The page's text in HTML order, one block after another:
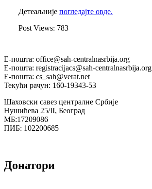
Детеаљније погледајте овде.
Post Views: 783
Е-пошта: office@sah-centralnasrbija.org
Е-пошта: registracijacs@sah-centralnasrbija.org
Е-пошта: cs_sah@verat.net
Текући рачун: 160-19343-53
Шаховски савез централне Србије
Нушићева 25/II, Београд
МБ:17209086
ПИБ: 102200685
Донатори